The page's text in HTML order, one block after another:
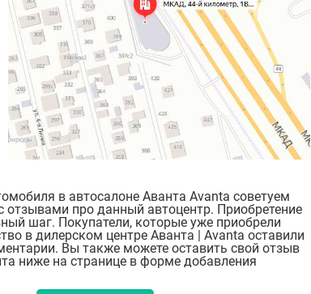
в автосалоне Аванта Avanta советуем
отзывами про данный автоцентр. Приобретение
шаг. Покупатели, которые уже приобрели
в дилерском центре Аванта | Avanta оставили
Вы также можете оставить свой отзыв
ниже на странице в форме добавления